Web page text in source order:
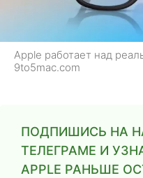
Apple работает над
9to5mac.com
ПОДПИШИСЬ НА
ТЕЛЕГРАМЕ И
APPLE РАНЬШЕ